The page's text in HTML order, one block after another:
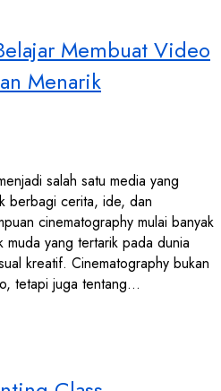
Membuat Video
Menarik
salah satu media yang
berbagi cerita, ide, dan
cinematography mulai banyak
yang tertarik pada dunia
kreatif. Cinematography bukan
tetapi juga tentang…